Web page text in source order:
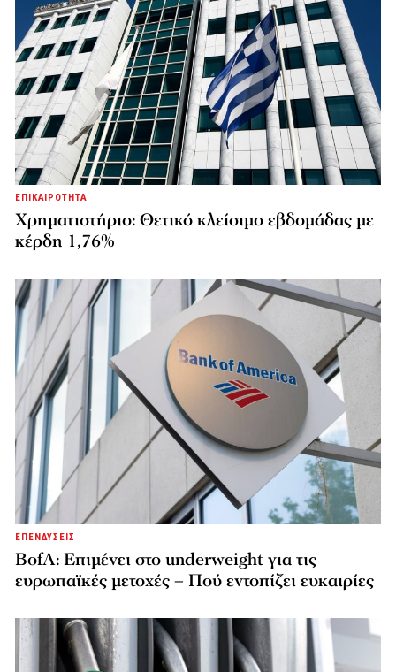
ΕΠΙΚΑΙΡΟΤΗΤΑ
Χρηματιστήριο: Θετικό κλείσιμο εβδομάδας με
κέρδη 1,76%
ΕΠΕΝΔΥΣΕΙΣ
BofA: Επιμένει στο underweight για τις
ευρωπαϊκές μετοχές – Πού εντοπίζει ευκαιρίες